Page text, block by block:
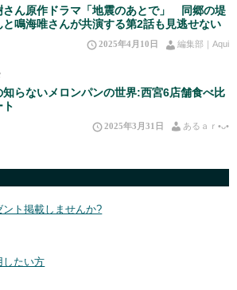
さん原作ドラマ「地震のあとで」 同郷の堤
と鳴海唯さんが共演する第2話も見逃せない
2025年4月10日 編集部｜Aqui
知らないメロンパンの世界:西宮6店舗食べ比
2025年3月31日 あるａｒ•⁠ᴗ⁠•⁠
ント掲載しませんか?
したい方